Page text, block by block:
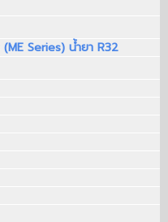
(ME Series) น้ำยา R32